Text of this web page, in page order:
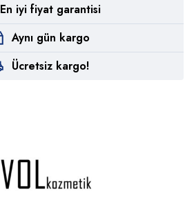
En iyi fiyat garantisi
Aynı gün kargo
Ücretsiz kargo!